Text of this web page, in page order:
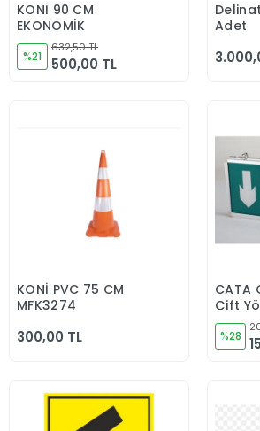
Sepete Ekle
KONİ 90 CM
EKONOMİK
%21
632,50 TL
500,00 TL
Adet
Sepete Ekle
KONİ PVC 75 CM
MFK3274
300,00 TL
CATA
Çift
Çıkış
Saat
12970
%28